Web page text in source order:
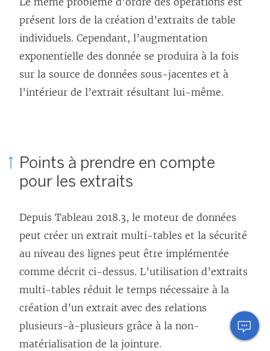
présent lors de la création d’extraits de table
individuels. Cependant, l’augmentation
exponentielle des donnée se produira à la fois
sur la source de données sous-jacentes et à
l’intérieur de l’extrait résultant lui-même.
Points à prendre en compte
pour les extraits
Depuis Tableau 2018.3, le moteur de données
peut créer un extrait multi-tables et la sécurité
au niveau des lignes peut être implémentée
comme décrit ci-dessus. L’utilisation d’extraits
multi-tables réduit le temps nécessaire à la
création d’un extrait avec des relations
plusieurs-à-plusieurs grâce à la non-
matérialisation de la jointure.